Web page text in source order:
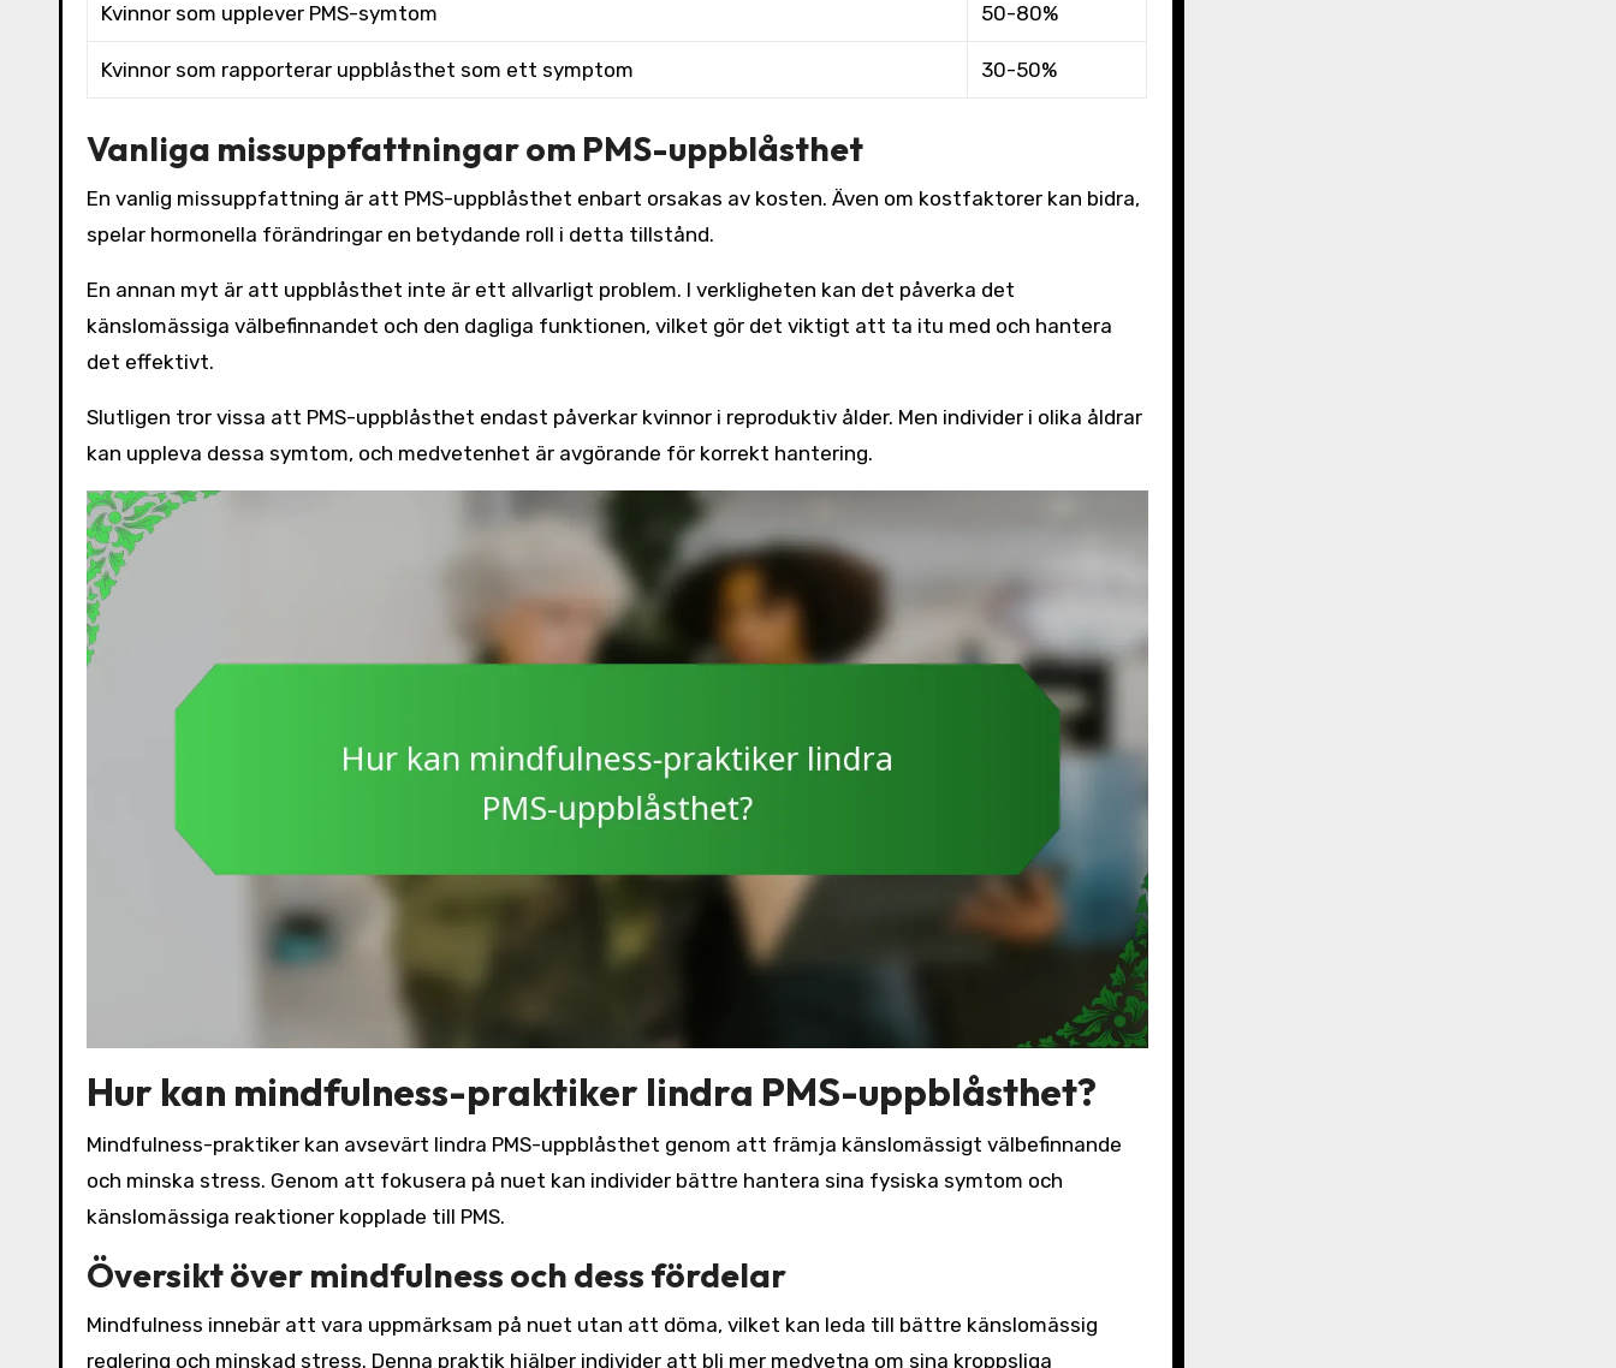
Kvinnor som upplever PMS-symtom 50-80%
Kvinnor som rapporterar uppblåsthet som ett symptom 30-50%
Vanliga missuppfattningar om PMS-uppblåsthet
En vanlig missuppfattning är att PMS-uppblåsthet enbart orsakas av kosten. Även om kostfaktorer kan bidra,
spelar hormonella förändringar en betydande roll i detta tillstånd.
En annan myt är att uppblåsthet inte är ett allvarligt problem. I verkligheten kan det påverka det
känslomässiga välbefinnandet och den dagliga funktionen, vilket gör det viktigt att ta itu med och hantera
det effektivt.
Slutligen tror vissa att PMS-uppblåsthet endast påverkar kvinnor i reproduktiv ålder. Men individer i olika åldrar
kan uppleva dessa symtom, och medvetenhet är avgörande för korrekt hantering.
Hur kan mindfulness-praktiker lindra PMS-uppblåsthet?
Mindfulness-praktiker kan avsevärt lindra PMS-uppblåsthet genom att främja känslomässigt välbefinnande
och minska stress. Genom att fokusera på nuet kan individer bättre hantera sina fysiska symtom och
känslomässiga reaktioner kopplade till PMS.
Översikt över mindfulness och dess fördelar
Mindfulness innebär att vara uppmärksam på nuet utan att döma, vilket kan leda till bättre känslomässig
reglering och minskad stress. Denna praktik hjälper individer att bli mer medvetna om sina kroppsliga